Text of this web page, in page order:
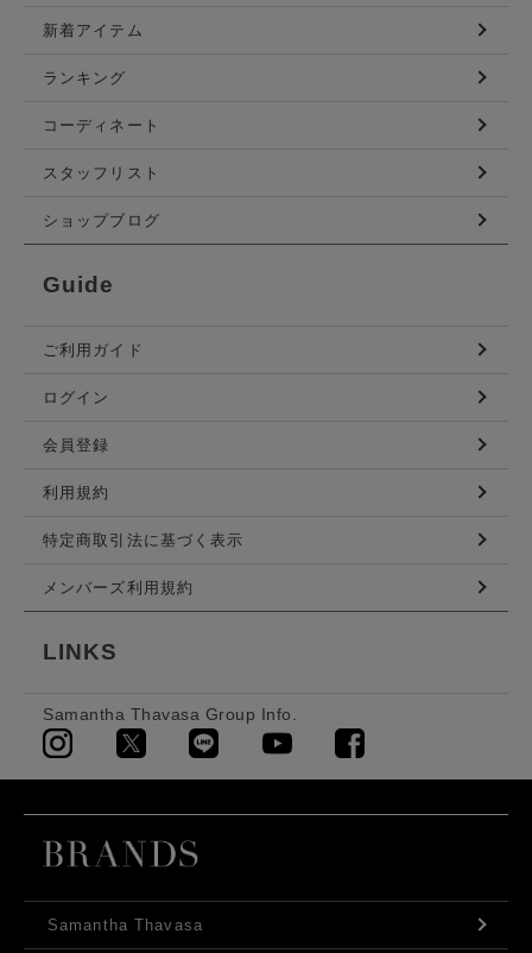
新着アイテム
ランキング
コーディネート
スタッフリスト
ショップブログ
Guide
ご利用ガイド
ログイン
会員登録
利用規約
特定商取引法に基づく表示
メンバーズ利用規約
LINKS
Samantha Thavasa Group Info.
Samantha Thavasa